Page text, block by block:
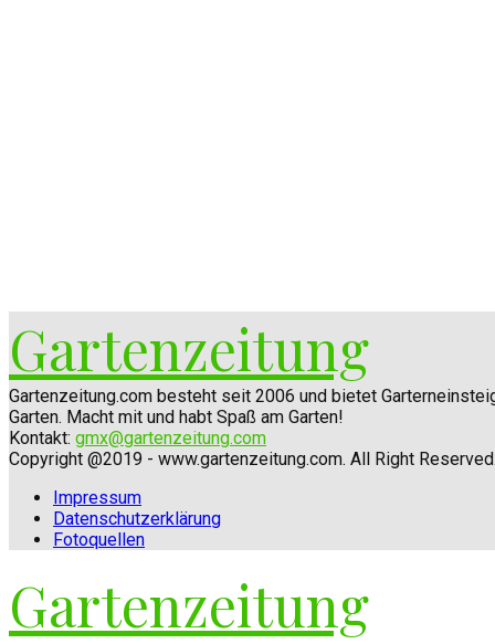
Gartenzeitung
Gartenzeitung.com besteht seit 2006 und bietet
Garten. Macht mit und habt Spaß am Garten!
Kontakt: gmx@gartenzeitung.com
Copyright @2019 - www.gartenzeitung.com. All Right Reserved.
Impressum
Datenschutzerklärung
Fotoquellen
Gartenzeitung